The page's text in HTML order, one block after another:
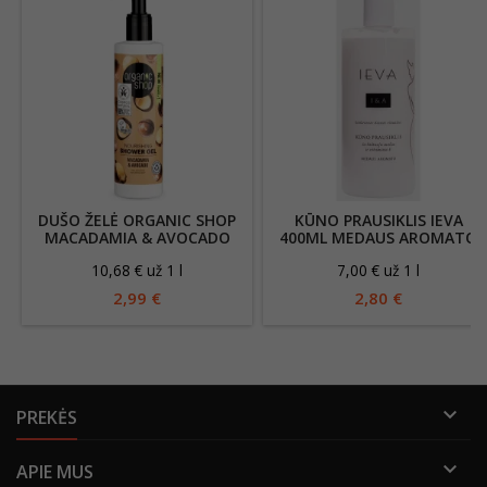
DUŠO ŽELĖ ORGANIC SHOP
MACADAMIA & AVOCADO
10,68 € už 1 l
2,99 €
KŪNO PRAUSIKLIS IEVA
400ML MEDAUS AROMATO
7,00 € už 1 l
2,80 €
PREKĖS 
APIE MUS 